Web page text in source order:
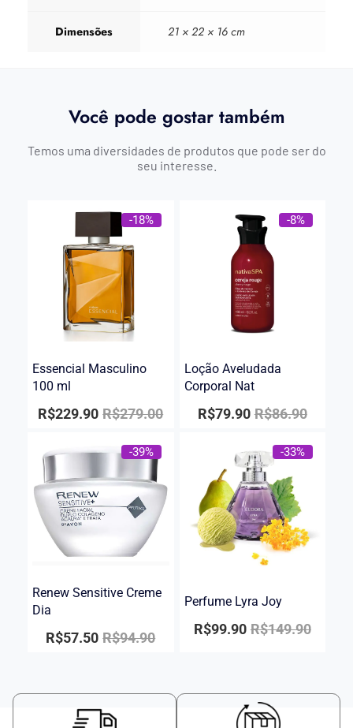
Dimensões 21 × 22 × 16 cm
Você pode gostar também
Temos uma diversidades de produtos que pode ser do
seu interesse.
-18%
Essencial Masculino
100 ml
R$279.00
R$229.90
-8%
Loção Aveludada
Corporal Nat
R$86.90
R$79.90
-39%
Renew Sensitive Creme
Dia
R$94.90
R$57.50
-33%
Perfume Lyra Joy
R$149.90
R$99.90